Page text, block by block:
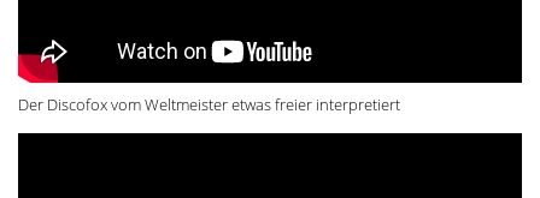
Der Discofox vom Weltmeister etwas freier interpretiert